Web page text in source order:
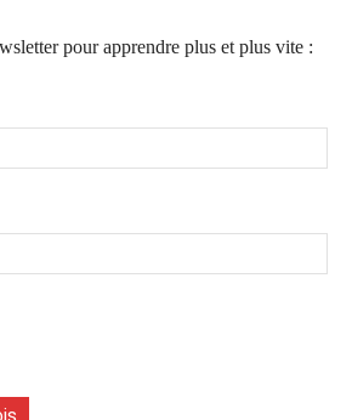
pour apprendre plus et plus vite :